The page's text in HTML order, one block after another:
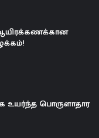
உயர்ந்த பொருளாதார